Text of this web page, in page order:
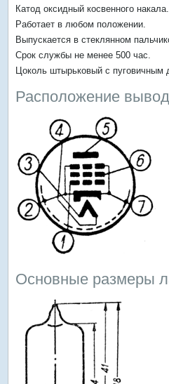
Катод оксидный косвенного накала.
Работает в любом положении.
Выпускается в стеклянном
Срок службы не менее 500 час.
Цоколь штырьковый с пуговичным
Расположение
Основные размеры